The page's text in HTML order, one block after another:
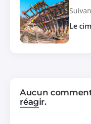
Le
Aucun
réagir.